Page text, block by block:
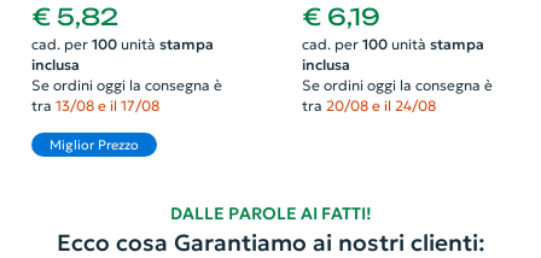
cotone semipettinato da
150gr
€ 5,82
cad. per 100unità stampa
inclusa
Se ordini oggi la consegna è
tra 13/08 e il 17/08
Miglior Prezzo
cotone jersey da 150gr
€ 6,19
cad. per 100unità stampa
inclusa
Se ordini oggi la consegna è
tra 20/08 e il 24/08
DALLE PAROLE AI FATTI!
Ecco cosa Garantiamo ai nostri clienti: